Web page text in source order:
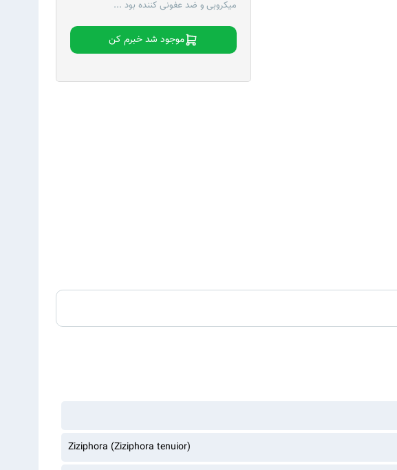
میکروبی و ضد عفونی کننده بود ...
موجود شد خبرم کن
Ziziphora (Ziziphora tenuior)